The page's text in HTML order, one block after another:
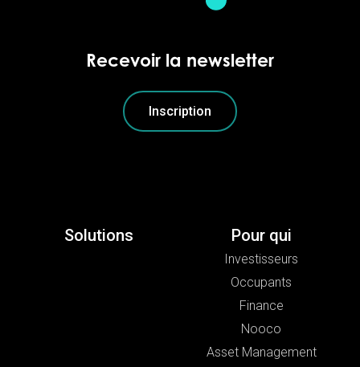
Recevoir la newsletter
Inscription
Solutions Pour qui
Investisseurs
Occupants
Finance
Nooco
Asset Management